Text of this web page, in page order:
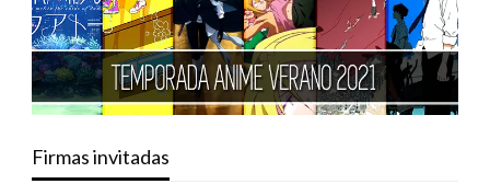
Firmas invitadas